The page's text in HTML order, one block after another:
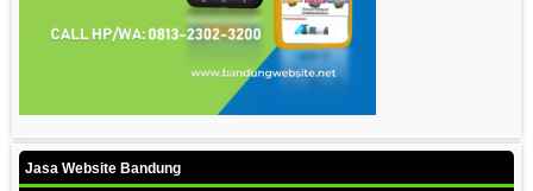
Jasa Website Bandung